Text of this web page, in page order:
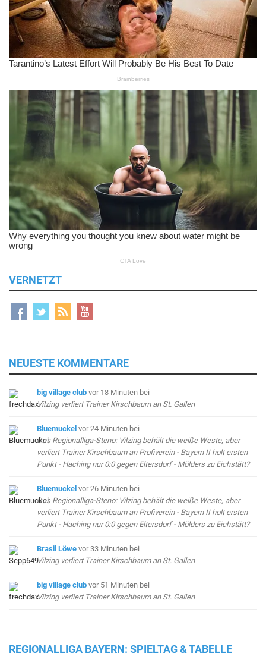
VERNETZT
NEUESTE KOMMENTARE
big village club vor 18 Minuten bei
Vilzing verliert Trainer Kirschbaum an St. Gallen
Bluemuckel vor 24 Minuten bei
Das Regionalliga-Steno: Vilzing behält die weiße Weste, aber
verliert Trainer Kirschbaum an Profiverein - Bayern II holt ersten
Punkt - Haching nur 0:0 gegen Eltersdorf - Mölders zu Eichstätt?
Bluemuckel vor 26 Minuten bei
Das Regionalliga-Steno: Vilzing behält die weiße Weste, aber
verliert Trainer Kirschbaum an Profiverein - Bayern II holt ersten
Punkt - Haching nur 0:0 gegen Eltersdorf - Mölders zu Eichstätt?
Brasil Löwe vor 33 Minuten bei
Vilzing verliert Trainer Kirschbaum an St. Gallen
big village club vor 51 Minuten bei
Vilzing verliert Trainer Kirschbaum an St. Gallen
REGIONALLIGA BAYERN: SPIELTAG & TABELLE